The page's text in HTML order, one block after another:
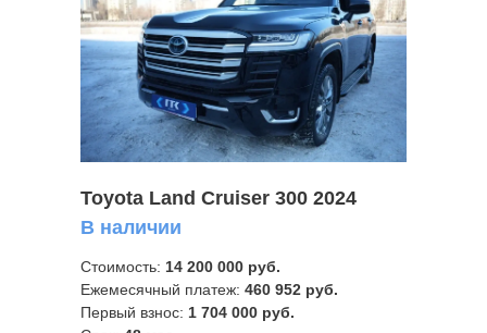
Стоимость: 14 200 000 руб.
Ежемесячный платеж: 460 952 руб.
Первый взнос: 1 704 000 руб.
Toyota Land Cruiser 300 2024
В наличии